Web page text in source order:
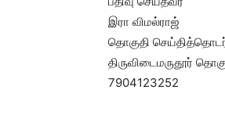
இரா விமல்ராஜ்
தொகுதி
திருவிடைமருதூர்
7904123252